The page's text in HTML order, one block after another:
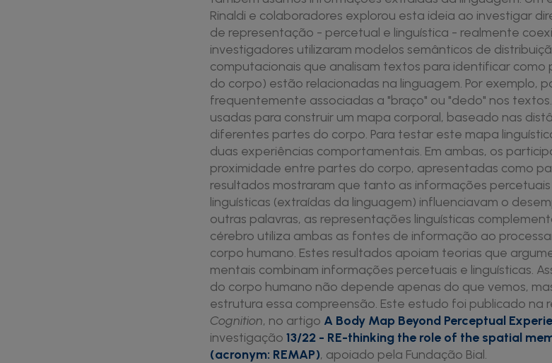
Rinaldi e colaboradores explorou esta ideia ao investigar
de representação - percetual e linguística - realmente
investigadores utilizaram modelos semânticos de
computacionais que analisam textos para identificar como
do corpo) estão relacionadas na linguagem. Por exemplo,
frequentemente associadas a "braço" ou "dedo" nos
usadas para construir um mapa corporal, baseado nas
diferentes partes do corpo. Para testar este mapa
duas experiências comportamentais. Em ambas, os
proximidade entre partes do corpo, apresentadas como
resultados mostraram que tanto as informações
linguísticas (extraídas da linguagem) influenciavam o
outras palavras, as representações linguísticas
cérebro utiliza ambas as fontes de informação ao
corpo humano. Estes resultados apoiam teorias que
mentais combinam informações percetuais e linguísticas.
do corpo humano não depende apenas do que vemos,
estrutura essa compreensão. Este estudo foi publicado na
Cognition, no artigo A Body Map Beyond Perceptual
investigação 13/22 - RE-thinking the role of the spatial
(acronym: REMAP), apoiado pela Fundação Bial.